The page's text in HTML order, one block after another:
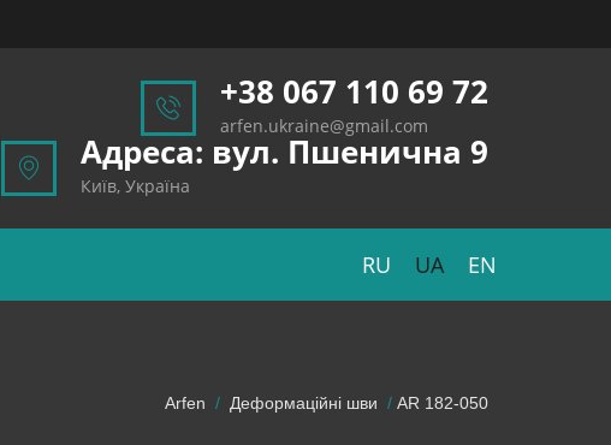
+38 067 110 69 72
arfen.ukraine@gmail.com
Адреса: вул. Пшенична 9
Київ, Україна
RU UA EN
Arfen Деформаційні шви AR 182-050